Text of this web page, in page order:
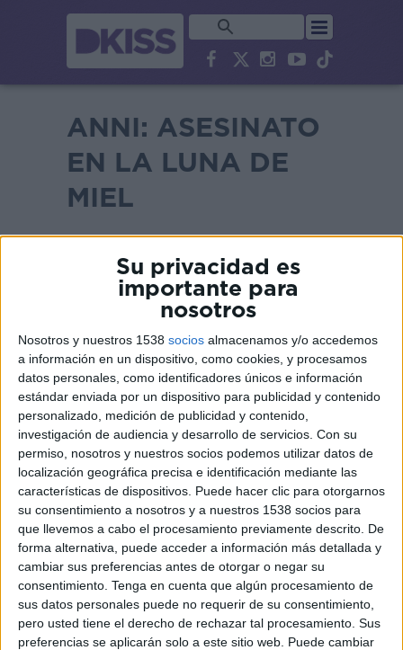
Su privacidad es
importante para
nosotros
Nosotros y nuestros 1538 socios almacenamos y/o accedemos
a información en un dispositivo, como cookies, y procesamos
datos personales, como identificadores únicos e información
estándar enviada por un dispositivo para publicidad y contenido
personalizado, medición de publicidad y contenido,
investigación de audiencia y desarrollo de servicios. Con su
permiso, nosotros y nuestros socios podemos utilizar datos de
localización geográfica precisa e identificación mediante las
características de dispositivos. Puede hacer clic para otorgarnos
su consentimiento a nosotros y a nuestros 1538 socios para
que llevemos a cabo el procesamiento previamente descrito. De
forma alternativa, puede acceder a información más detallada y
cambiar sus preferencias antes de otorgar o negar su
consentimiento. Tenga en cuenta que algún procesamiento de
sus datos personales puede no requerir de su consentimiento,
pero usted tiene el derecho de rechazar tal procesamiento. Sus
preferencias se aplicarán solo a este sitio web. Puede cambiar
ANNI: ASESINATO
EN LA LUNA DE
MIEL
SINOPSIS
Este documental de cuatro partes
sigue la increíble historia del
millonario británico Shrien Dewani y
su nueva esposa Anni. En 2010
viajaron a Ciudad del Cabo de luna
de miel, pero pronto se convirtió en
un horror. Los recién casados fueron